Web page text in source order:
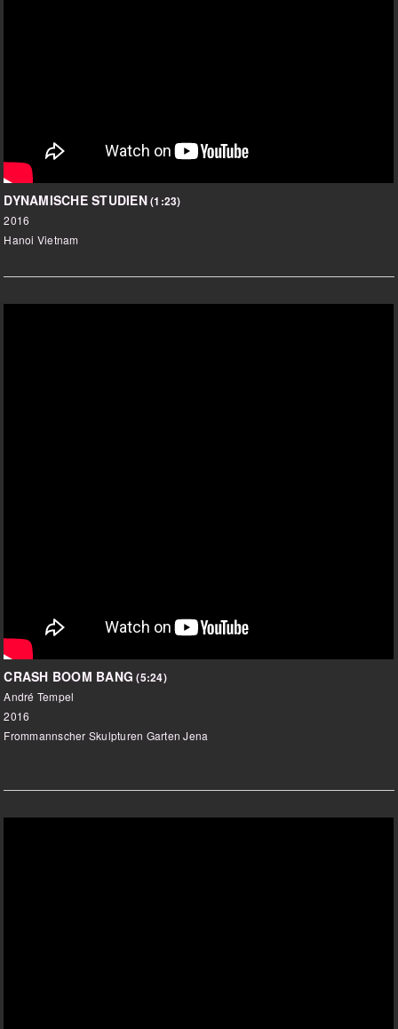
DYNAMISCHE STUDIEN(1:23)
2016
Hanoi Vietnam
CRASH BOOM BANG (5:24)
André Tempel
2016
Frommannscher Skulpturen Garten Jena